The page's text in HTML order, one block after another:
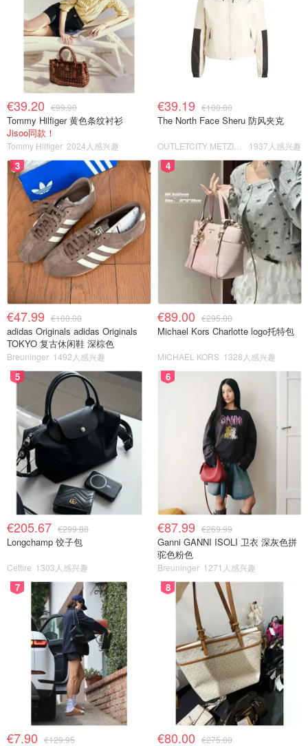
€39.20 €99.90
Tommy Hilfiger 黄色条纹衬衫
Jisoo同款！
Tommy Hilfiger 2024人感兴趣
€39.19 €100.00
The North Face Sheru 防风夹克
1937人感兴趣
3
€47.99 €100.00
adidas Originals adidas Originals
TOKYO 复古休闲鞋 深棕色
Breuninger 1492人感兴趣
4
€89.00 €295.00
Michael Kors Charlotte logo托特包
MICHAEL KORS 1328人感兴趣
5
€205.67 €299.88
Longchamp 饺子包
Cettire 1303人感兴趣
6
€87.99 €269.99
Ganni GANNI ISOLI 卫衣 深灰色拼
驼色粉色
Breuninger 1271人感兴趣
7
€7.90 €129.95
8
€80.00 €275.00